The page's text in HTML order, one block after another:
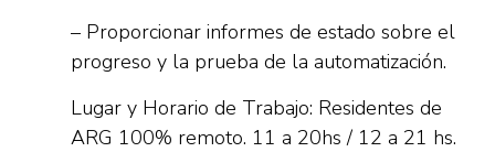
– Proporcionar informes de estado sobre el
progreso y la prueba de la automatización.
Lugar y Horario de Trabajo: Residentes de
ARG 100% remoto. 11 a 20hs / 12 a 21 hs.